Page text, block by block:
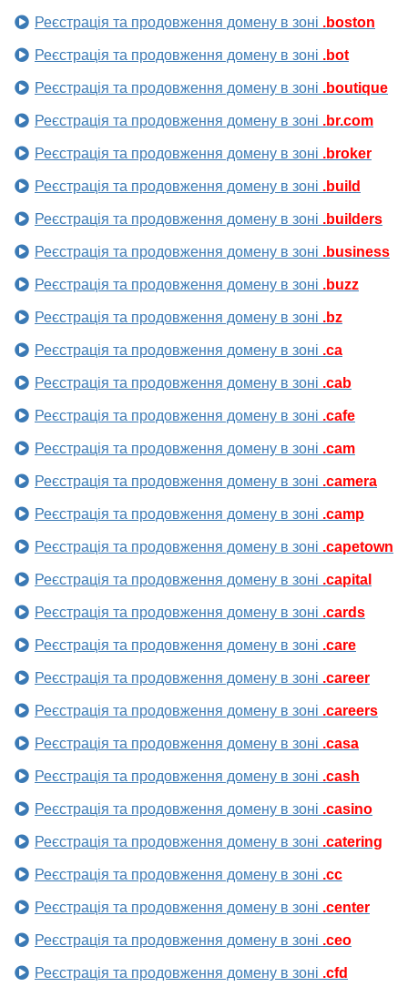
Реєстрація та продовження домену в зоні .boston
Реєстрація та продовження домену в зоні .bot
Реєстрація та продовження домену в зоні .boutique
Реєстрація та продовження домену в зоні .br.com
Реєстрація та продовження домену в зоні .broker
Реєстрація та продовження домену в зоні .build
Реєстрація та продовження домену в зоні .builders
Реєстрація та продовження домену в зоні .business
Реєстрація та продовження домену в зоні .buzz
Реєстрація та продовження домену в зоні .bz
Реєстрація та продовження домену в зоні .ca
Реєстрація та продовження домену в зоні .cab
Реєстрація та продовження домену в зоні .cafe
Реєстрація та продовження домену в зоні .cam
Реєстрація та продовження домену в зоні .camera
Реєстрація та продовження домену в зоні .camp
Реєстрація та продовження домену в зоні .capetown
Реєстрація та продовження домену в зоні .capital
Реєстрація та продовження домену в зоні .cards
Реєстрація та продовження домену в зоні .care
Реєстрація та продовження домену в зоні .career
Реєстрація та продовження домену в зоні .careers
Реєстрація та продовження домену в зоні .casa
Реєстрація та продовження домену в зоні .cash
Реєстрація та продовження домену в зоні .casino
Реєстрація та продовження домену в зоні .catering
Реєстрація та продовження домену в зоні .cc
Реєстрація та продовження домену в зоні .center
Реєстрація та продовження домену в зоні .ceo
Реєстрація та продовження домену в зоні .cfd